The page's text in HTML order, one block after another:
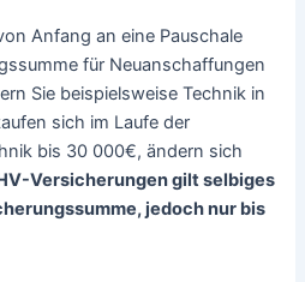
Anfang an eine Pauschale
für Neuanschaffungen
Sie beispielsweise Technik in
sich im Laufe der
bis 30 000€, ändern sich
Versicherungen gilt selbiges
jedoch nur bis